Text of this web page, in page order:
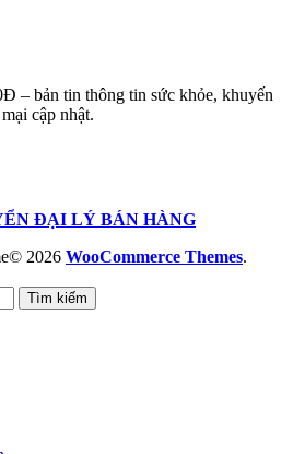
– bản tin thông tin sức khỏe, khuyến
mại cập nhật.
ĐẠI LÝ BÁN HÀNG
2026 WooCommerce Themes.
Tìm kiếm